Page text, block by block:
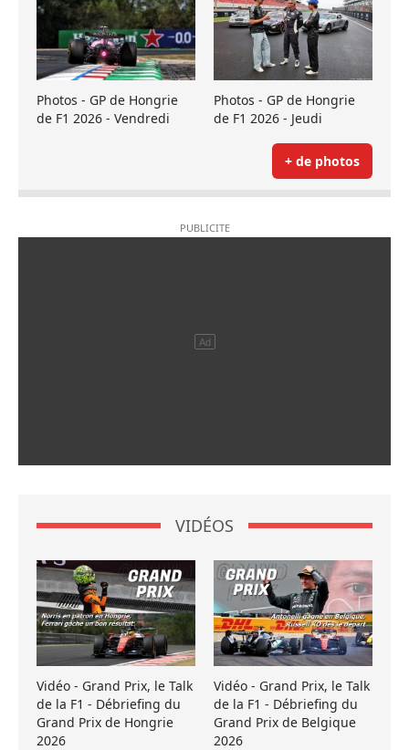
Photos - GP de Hongrie
de F1 2026 - Vendredi
Photos - GP de Hongrie
de F1 2026 - Jeudi
+ de photos
VIDÉOS
Vidéo - Grand Prix, le Talk
de la F1 - Débriefing du
Grand Prix de Hongrie
2026
Vidéo - Grand Prix, le Talk
de la F1 - Débriefing du
Grand Prix de Belgique
2026